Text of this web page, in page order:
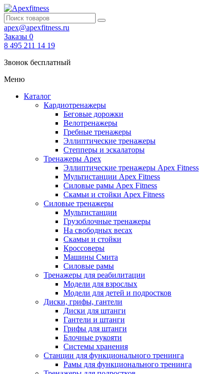
apex@apexfitness.ru
Заказы 0
8 495 211 14 19
Звонок бесплатный
Меню
Каталог
Кардиотренажеры
Беговые дорожки
Велотренажеры
Гребные тренажеры
Эллиптические тренажеры
Степперы и эскалаторы
Тренажеры Apex
Эллиптические тренажеры Apex Fitness
Мультистанции Apex Fitness
Силовые рамы Apex Fitness
Скамьи и стойки Apex Fitness
Силовые тренажеры
Мультистанции
Грузоблочные тренажеры
На свободных весах
Скамьи и стойки
Кроссоверы
Машины Смита
Силовые рамы
Тренажеры для реабилитации
Модели для взрослых
Модели для детей и подростков
Диски, грифы, гантели
Диски для штанги
Гантели и штанги
Грифы для штанги
Блочные рукояти
Системы хранения
Станции для функционального тренинга
Рамы для функционального тренинга